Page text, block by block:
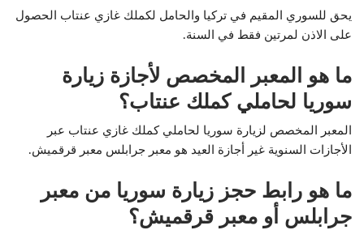
يحق للسوري المقيم في تركيا والحامل لكملك غازي عنتاب الحصول
على الاذن لمرتين فقط في السنة.
ما هو المعبر المخصص لأجازة زيارة
سوريا لحاملي كملك عنتاب؟
المعبر المخصص لزيارة سوريا لحاملي كملك غازي عنتاب عبر
الأجازات السنوية غير أجازة العيد هو معبر جرابلس معبر قرقميش.
ما هو رابط حجز زيارة سوريا من معبر
جرابلس أو معبر قرقميش؟